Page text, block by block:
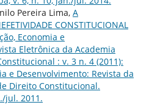
Pereira Lima, A
CONSTITUCIONAL
Economia e
Eletrônica da Academia
: v. 3 n. 4 (2011):
e Desenvolvimento: Revista da
Direito Constitucional.
jul. 2011.